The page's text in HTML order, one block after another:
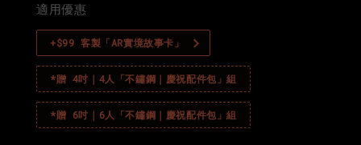
適用優惠
+$99 客製「AR實境故事卡」
*贈 4吋｜4人「不鏽鋼｜慶祝配件包」組
*贈 6吋｜6人「不鏽鋼｜慶祝配件包」組